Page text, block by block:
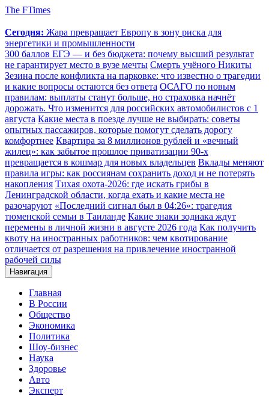
The FTimes
Сегодня: Жара превращает Европу в зону риска для
энергетики и промышленности
300 баллов ЕГЭ — и без бюджета: почему высший результат
не гарантирует место в вузе мечты Смерть учёного Никиты
Зезина после конфликта на парковке: что известно о трагедии
и какие вопросы остаются без ответа ОСАГО по новым
правилам: выплаты станут больше, но страховка начнёт
дорожать. Что изменится для российских автомобилистов с 1
августа Какие места в поезде лучше не выбирать: советы
опытных пассажиров, которые помогут сделать дорогу
комфортнее Квартира за 8 миллионов рублей и «вечный
жилец»: как забытое прошлое приватизации 90-х
превращается в кошмар для новых владельцев Вклады меняют
правила игры: как россиянам сохранить доход и не потерять
накопления Тихая охота-2026: где искать грибы в
Ленинградской области, когда ехать и какие места не
разочаруют «Последний сигнал был в 04:26»: трагедия
тюменской семьи в Таиланде Какие знаки зодиака ждут
перемены в личной жизни в августе 2026 года Как получить
квоту на иностранных работников: чем квотирование
отличается от разрешения на привлечение иностранной
рабочей силы
Навигация
Главная
В России
Общество
Экономика
Политика
Шоу-бизнес
Наука
Здоровье
Авто
Эксперт